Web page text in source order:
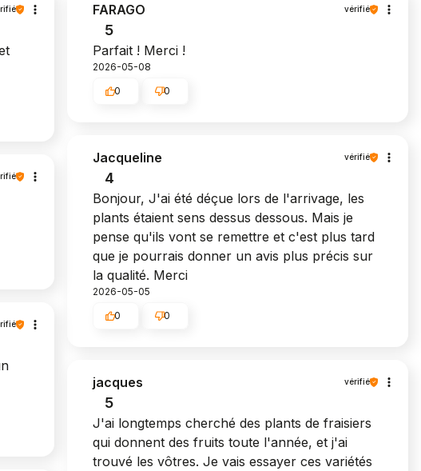
FARAGO vérifié
5
Parfait ! Merci !
2026-05-08
0 0
Jacqueline vérifié
4
Bonjour, J'ai été déçue lors de l'arrivage, les
plants étaient sens dessus dessous. Mais je
pense qu'ils vont se remettre et c'est plus tard
que je pourrais donner un avis plus précis sur
la qualité. Merci
2026-05-05
0 0
jacques vérifié
5
J'ai longtemps cherché des plants de fraisiers
qui donnent des fruits toute l'année, et j'ai
trouvé les vôtres. Je vais essayer ces variétés